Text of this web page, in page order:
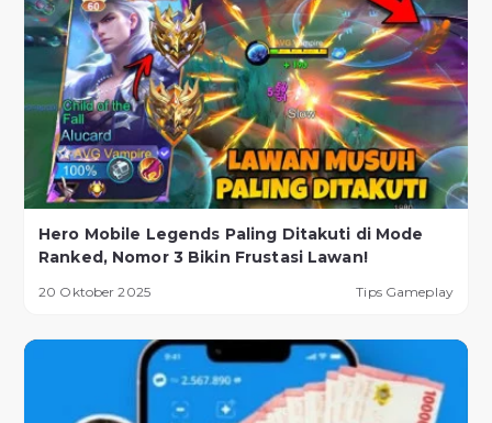
Hero Mobile Legends Paling Ditakuti di Mode
Ranked, Nomor 3 Bikin Frustasi Lawan!
20 Oktober 2025 Tips Gameplay